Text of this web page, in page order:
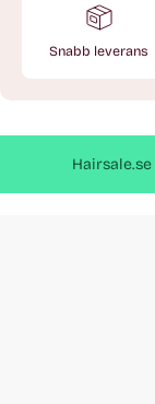
Snabb leverans
produkt
Hairsale.se